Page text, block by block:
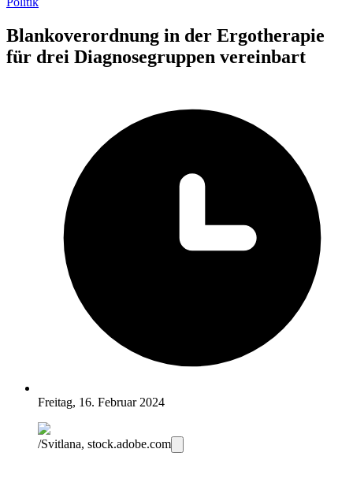
Blankoverordnung in der Ergotherapie
für drei Diagnosegruppen vereinbart
Freitag, 16. Februar 2024
/Svitlana, stock.adobe.com